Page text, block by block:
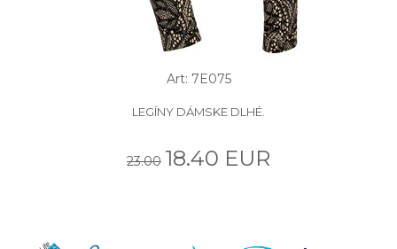
Art: 7E075
LEGÍNY DÁMSKE DLHÉ.
23.00 18.40 EUR